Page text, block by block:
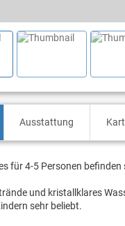
Ausstattung
für 4-5 Personen
und kristallklares
sehr beliebt.